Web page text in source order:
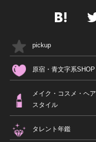
pickup
原宿・青文字系SHOP
メイク・コスメ・ヘア
スタイル
タレント年鑑